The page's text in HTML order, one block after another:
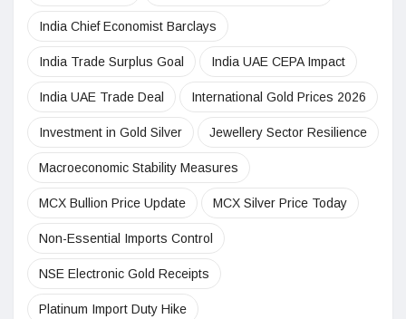
India Chief Economist Barclays
India Trade Surplus Goal India UAE CEPA Impact
India UAE Trade Deal International Gold Prices 2026
Investment in Gold Silver Jewellery Sector Resilience
Macroeconomic Stability Measures
MCX Bullion Price Update MCX Silver Price Today
Non-Essential Imports Control
NSE Electronic Gold Receipts
Platinum Import Duty Hike